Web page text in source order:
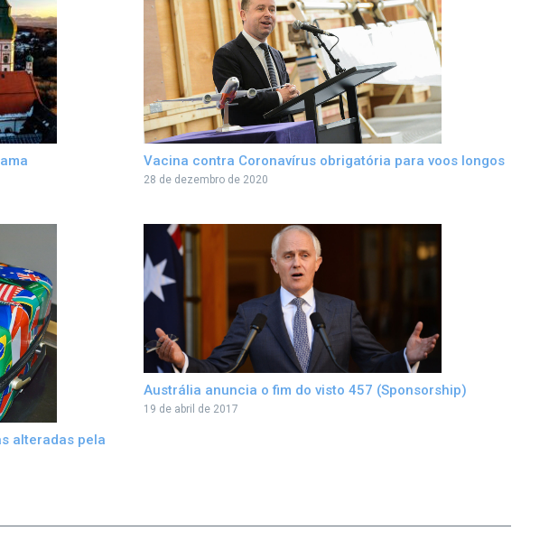
Vacina contra Coronavírus obrigatória para voos longos
28 de dezembro de 2020
alteradas pela
Austrália anuncia o fim do visto 457 (Sponsorship)
19 de abril de 2017